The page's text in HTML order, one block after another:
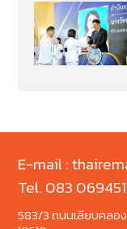
E-mail :
Tel. 083
583/3 ถนนเลียบคลอ